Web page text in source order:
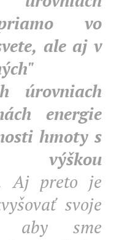
vo
ale aj v
úrovniach
energie
hmoty s
výškou
Aj preto je
svoje
aby sme